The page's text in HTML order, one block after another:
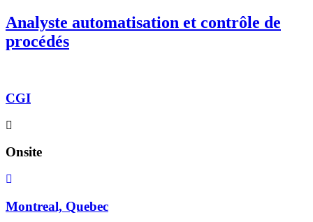
Analyste automatisation et contrôle de
procédés
CGI
Onsite
Montreal, Quebec